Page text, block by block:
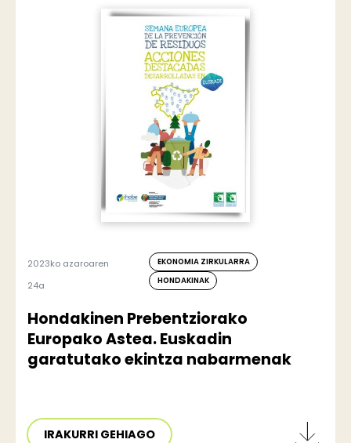
2023ko azaroaren
24a
EKONOMIA ZIRKULARRA
HONDAKINAK
Hondakinen Prebentziorako
Europako Astea. Euskadin
garatutako ekintza nabarmenak
IRAKURRI GEHIAGO